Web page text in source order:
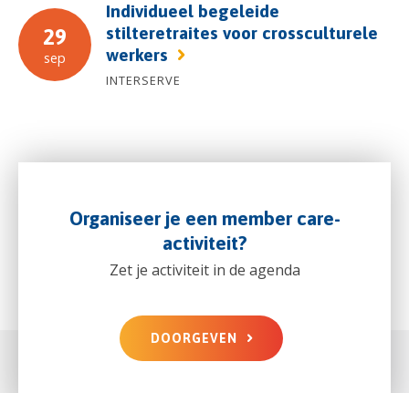
29
sep
Individueel begeleide
stilteretraites voor crossculturele
werkers
INTERSERVE
Organiseer je een member care-
activiteit?
Zet je activiteit in de agenda
DOORGEVEN